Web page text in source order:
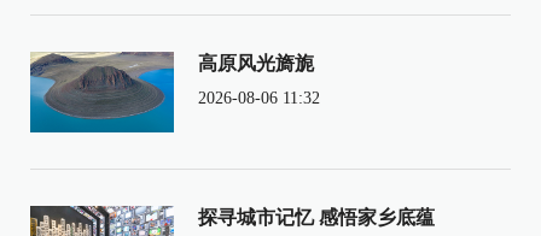
高原风光旖旎
2026-08-06 11:32
探寻城市记忆 感悟家乡底蕴